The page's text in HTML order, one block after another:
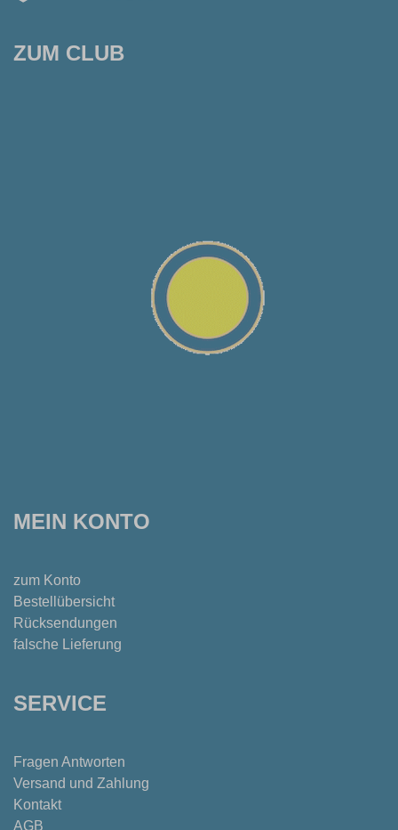
ZUM CLUB
MEIN KONTO
zum Konto
Bestellübersicht
Rücksendungen
falsche Lieferung
SERVICE
Fragen Antworten
Versand und Zahlung
Kontakt
AGB